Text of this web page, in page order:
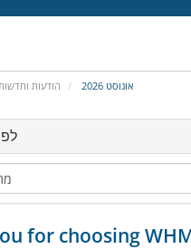
הודעות אוגוסט 2026
for choosing